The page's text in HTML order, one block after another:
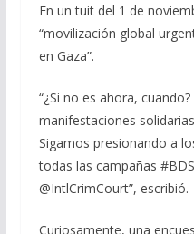
En un tuit del 1 de
“movilización global
en Gaza”.
“¿Si no es ahora,
manifestaciones
Sigamos presionando a
todas las campañas
@IntlCrimCourt”, escribió.
Curiosamente, una